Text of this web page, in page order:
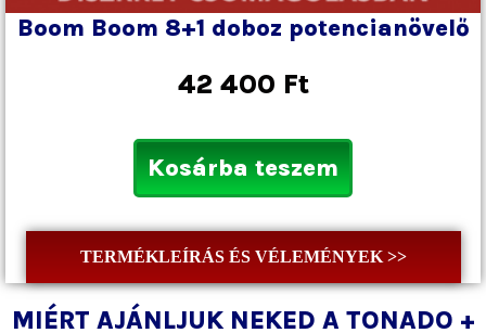
Boom Boom 8+1 doboz potencianövelő
42 400 Ft
Kosárba teszem
TERMÉKLEÍRÁS ÉS VÉLEMÉNYEK >>
MIÉRT AJÁNLJUK NEKED A TONADO +